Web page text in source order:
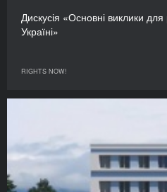
Дискусія «Основні виклики
Україні»
RIGHTS NOW!